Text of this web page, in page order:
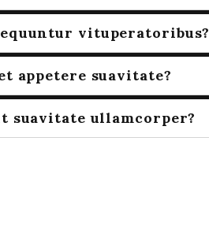
vituperatoribus?
appetere suavitate?
suavitate ullamcorper?